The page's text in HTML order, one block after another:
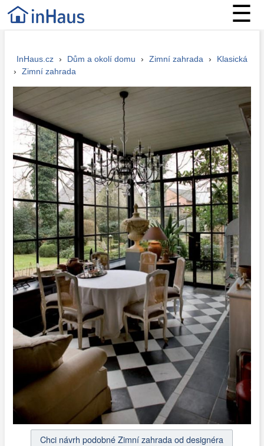
☰
InHaus.cz › Dům a okolí domu › Zimní zahrada ›
Klasická
›
Zimní zahrada
Chci návrh podobné Zimní zahrada od designéra